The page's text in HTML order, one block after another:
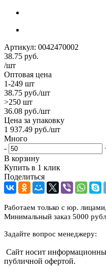
Артикул: 0042470002
38.75 руб.
/шт
Оптовая цена
1-249 шт
38.75 руб./шт
>250 шт
36.08 руб./шт
Цена за упаковку
1 937.49 руб./шт
Много
-
В корзину
Купить в 1 клик
Поделиться
Работаем только с юр.
Минимальный заказ 5000
Задайте вопрос менеджеру:
Сайт носит
публичной офертой.